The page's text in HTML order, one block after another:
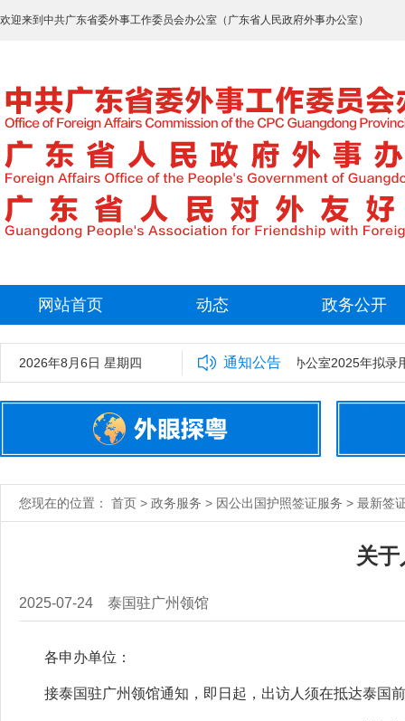
欢迎来到中共广东省委外事工作委员会办公室（广东省人民政府外事办公室）
网站首页 动态 政务公开
2026年8月6日 星期四 通知公告
中共广东省委外事工作委员会办公室2025年拟录用
您现在的位置： 首页 > 政务服务 > 因公出国护照签证服务 > 最新签
关
2025-07-24 泰国驻广州领馆
各申办单位：
接泰国驻广州领馆通知，即日起，出访人须在抵达泰国